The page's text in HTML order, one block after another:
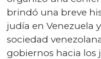
brindó una breve
judía en Venezuela
sociedad
gobiernos hacia los